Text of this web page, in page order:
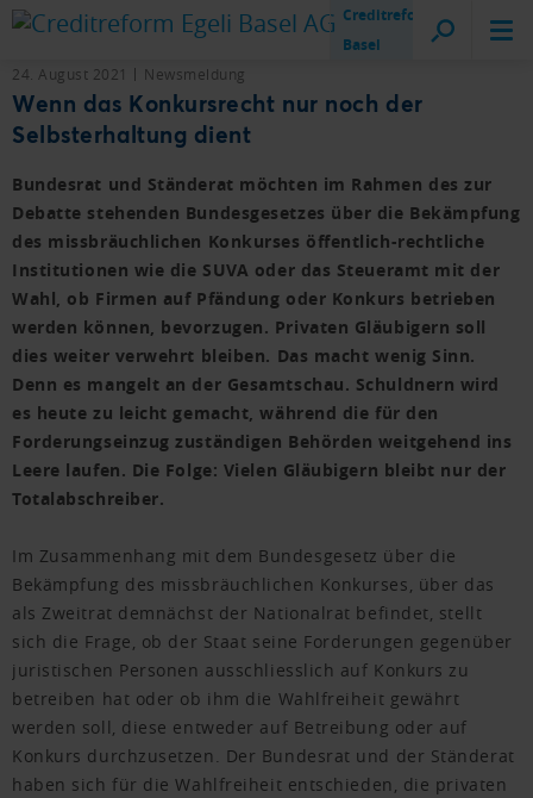
Creditreform
Basel
24. August 2021 Newsmeldung
Wenn das Konkursrecht nur noch der
Selbsterhaltung dient
Bundesrat und Ständerat möchten im Rahmen des zur
Debatte stehenden Bundesgesetzes über die Bekämpfung
des missbräuchlichen Konkurses öffentlich-rechtliche
Institutionen wie die SUVA oder das Steueramt mit der
Wahl, ob Firmen auf Pfändung oder Konkurs betrieben
werden können, bevorzugen. Privaten Gläubigern soll
dies weiter verwehrt bleiben. Das macht wenig Sinn.
Denn es mangelt an der Gesamtschau. Schuldnern wird
es heute zu leicht gemacht, während die für den
Forderungseinzug zuständigen Behörden weitgehend ins
Leere laufen. Die Folge: Vielen Gläubigern bleibt nur der
Totalabschreiber.
Im Zusammenhang mit dem Bundesgesetz über die
Bekämpfung des missbräuchlichen Konkurses, über das
als Zweitrat demnächst der Nationalrat befindet, stellt
sich die Frage, ob der Staat seine Forderungen gegenüber
juristischen Personen ausschliesslich auf Konkurs zu
betreiben hat oder ob ihm die Wahlfreiheit gewährt
werden soll, diese entweder auf Betreibung oder auf
Konkurs durchzusetzen. Der Bundesrat und der Ständerat
haben sich für die Wahlfreiheit entschieden, die privaten